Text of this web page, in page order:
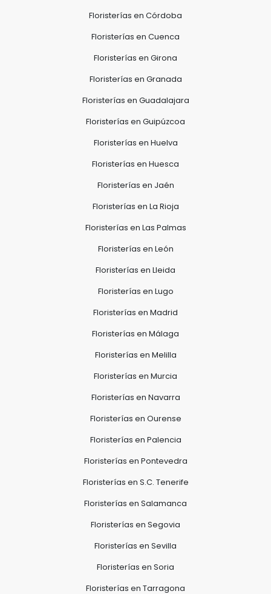
Floristerías en Córdoba
Floristerías en Cuenca
Floristerías en Girona
Floristerías en Granada
Floristerías en Guadalajara
Floristerías en Guipúzcoa
Floristerías en Huelva
Floristerías en Huesca
Floristerías en Jaén
Floristerías en La Rioja
Floristerías en Las Palmas
Floristerías en León
Floristerías en Lleida
Floristerías en Lugo
Floristerías en Madrid
Floristerías en Málaga
Floristerías en Melilla
Floristerías en Murcia
Floristerías en Navarra
Floristerías en Ourense
Floristerías en Palencia
Floristerías en Pontevedra
Floristerías en S.C. Tenerife
Floristerías en Salamanca
Floristerías en Segovia
Floristerías en Sevilla
Floristerías en Soria
Floristerías en Tarragona